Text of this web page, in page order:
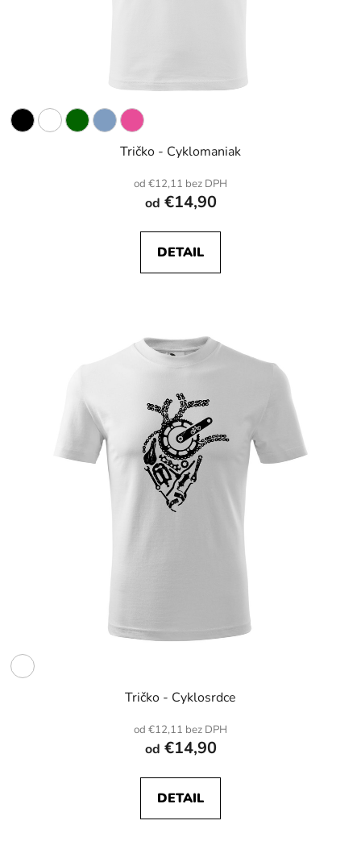
Tričko - Cyklomaniak
od €12,11 bez DPH
od €14,90
DETAIL
Tričko - Cyklosrdce
od €12,11 bez DPH
od €14,90
DETAIL